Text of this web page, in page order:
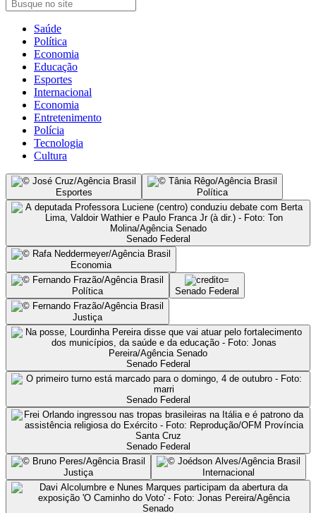
Saúde
Política
Economia
Educação
Esportes
Internacional
Economia
Entretenimento
Polícia
Tecnologia
Cultura
Esportes Política
Senado Federal
Economia
Política Senado Federal
Justiça
Senado Federal
Senado Federal
Senado Federal
Justiça Internacional